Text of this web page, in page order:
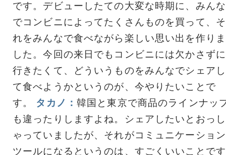
です。デビューしたての大変な時期に、みんな
でコンビニによってたくさんものを買って、そ
れをみんなで食べながら楽しい思い出を作りま
した。今回の来日でもコンビニには欠かさずに
行きたくて、どういうものをみんなでシェアし
て食べようかというのが、今やりたいことで
す。 タカノ： 韓国と東京で商品のラインナッ
も違ったりしますよね。シェアしたいとおっし
ゃっていましたが、それがコミュニケーション
ツールになるというのは、すごくいいことです